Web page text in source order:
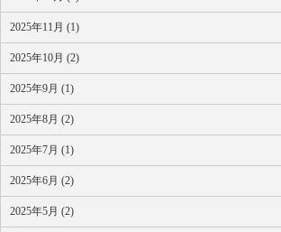
2025年11月 (1)
2025年10月 (2)
2025年9月 (1)
2025年8月 (2)
2025年7月 (1)
2025年6月 (2)
2025年5月 (2)